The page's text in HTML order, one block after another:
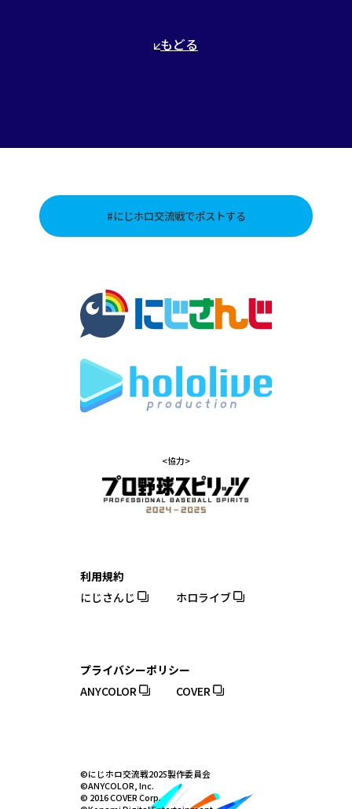
もどる
#にじホロ交流戦でポストする
<協力>
利用規約
にじさんじ
ホロライブ
プライバシーポリシー
ANYCOLOR
COVER
©にじホロ交流戦2025製作委員会
©ANYCOLOR, Inc.
© 2016 COVER Corp.